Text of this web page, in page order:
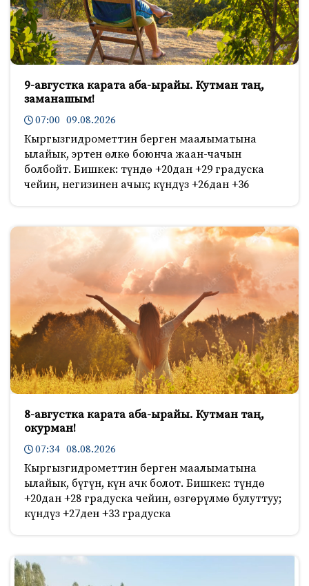
9-августка карата аба-ырайы. Кутман таң,
заманашым!
07:00 09.08.2026
Кыргызгидрометтин берген маалыматына
ылайык, эртен өлкө боюнча жаан-чачын
болбойт. Бишкек: түндө +20дан +29 градуска
чейин, негизинен ачык; күндүз +26дан +36
8-августка карата аба-ырайы. Кутман таң,
окурман!
07:34 08.08.2026
Кыргызгидрометтин берген маалыматына
ылайык, бүгүн, күн ачк болот. Бишкек: түндө
+20дан +28 градуска чейин, өзгөрүлмө булуттуу;
күндүз +27ден +33 градуска